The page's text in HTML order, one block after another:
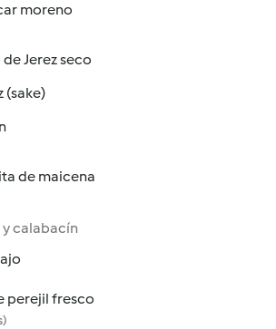
moreno
Jerez seco
(sake)
de maicena
calabacín
perejil fresco